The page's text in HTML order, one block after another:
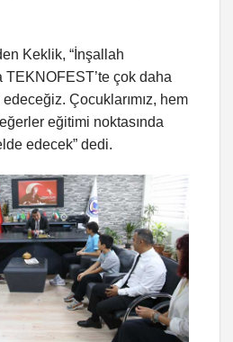
Keklik, “İnşallah
TEKNOFEST’te çok daha
Çocuklarımız, hem
eğitimi noktasında
edecek” dedi.